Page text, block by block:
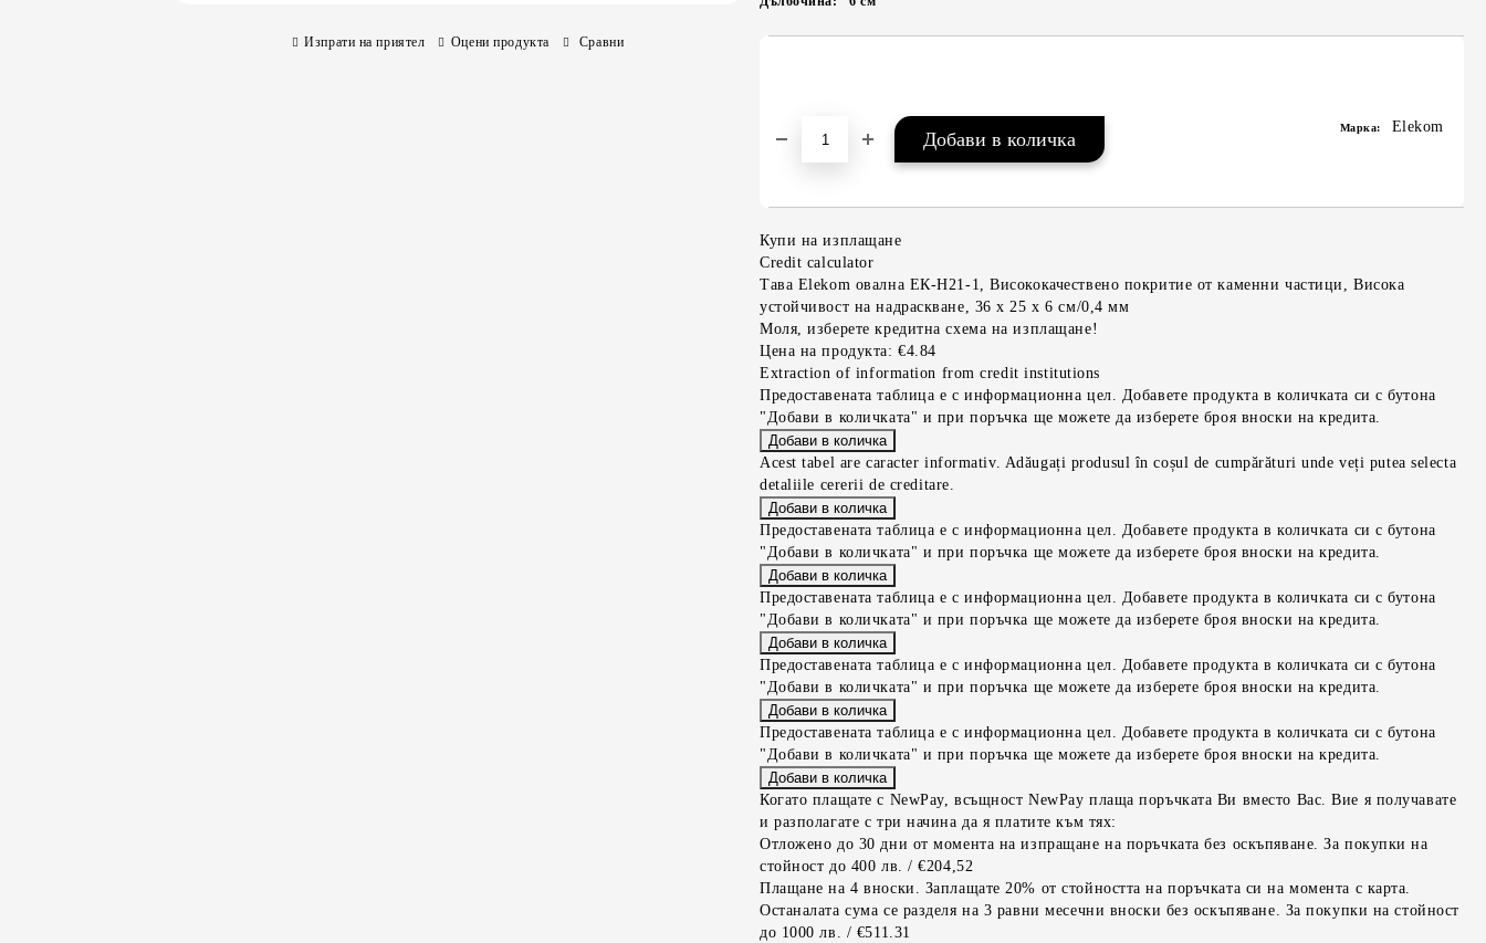
Марка: Elekom
Купи на изплащане
Credit calculator
Тава Elekom овална ЕК-Н21-1, Висококачествено покритие от каменни частици, Висока
устойчивост на надраскване, 36 х 25 x 6 см/0,4 мм
Моля, изберете кредитна схема на изплащане!
Цена на продукта: €4.84
Extraction of information from credit institutions
Предоставената таблица е с информационна цел. Добавете продукта в количката си с бутона
"Добави в количката" и при поръчка ще можете да изберете броя вноски на кредита.
Acest tabel are caracter informativ. Adăugați produsul în coșul de cumpărături unde veți putea selecta
detaliile cererii de creditare.
Предоставената таблица е с информационна цел. Добавете продукта в количката си с бутона
"Добави в количката" и при поръчка ще можете да изберете броя вноски на кредита.
Предоставената таблица е с информационна цел. Добавете продукта в количката си с бутона
"Добави в количката" и при поръчка ще можете да изберете броя вноски на кредита.
Предоставената таблица е с информационна цел. Добавете продукта в количката си с бутона
"Добави в количката" и при поръчка ще можете да изберете броя вноски на кредита.
Предоставената таблица е с информационна цел. Добавете продукта в количката си с бутона
"Добави в количката" и при поръчка ще можете да изберете броя вноски на кредита.
Когато плащате с NewPay, всъщност NewPay плаща поръчката Ви вместо Вас. Вие я получавате
и разполагате с три начина да я платите към тях:
Отложено до 30 дни от момента на изпращане на поръчката без оскъпяване. За покупки на
стойност до 400 лв. / €204,52
Плащане на 4 вноски. Заплащате 20% от стойността на поръчката си на момента с карта.
Останалата сума се разделя на 3 равни месечни вноски без оскъпяване. За покупки на стойност
до 1000 лв. / €511.31
Изпрати на приятел Оцени продукта Сравни